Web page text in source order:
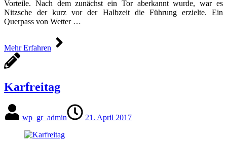
Vorteile. Nach dem zunächst ein Tor aberkannt wurde, war es
Nitzsche der kurz vor der Halbzeit die Führung erzielte. Ein
Querpass von Wetter …
Mehr Erfahren
Karfreitag
wp_gr_admin 21. April 2017